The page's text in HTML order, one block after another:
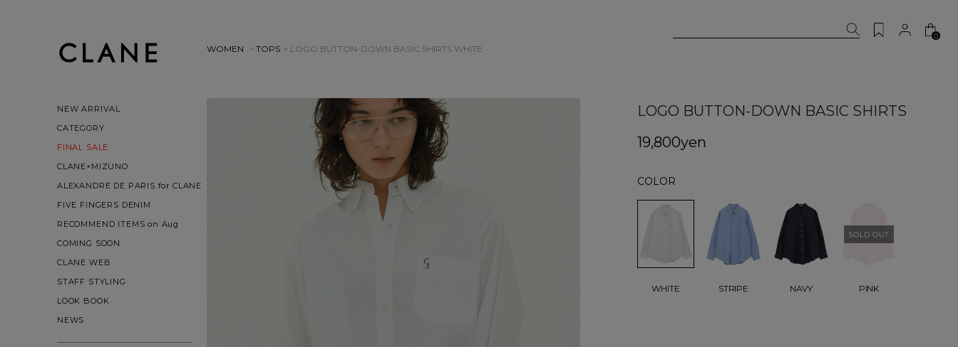
NEW ARRIVAL
CATEGORY
FINAL SALE
CLANE×MIZUNO
ALEXANDRE DE PARIS for CLANE
FIVE FINGERS DENIM
RECOMMEND ITEMS on Aug
COMING SOON
CLANE WEB
STAFF STYLING
LOOK BOOK
NEWS
0
WOMEN > TOPS > LOGO BUTTON-DOWN BASIC SHIRTS WHITE
LOGO BUTTON-DOWN BASIC SHIRTS
19,800yen
COLOR
WHITE STRIPE NAVY PINK